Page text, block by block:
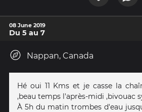
08 June 2019
Du 5 au 7
Nappan, Canada
Hé oui 11 Kms et je casse la
,beau temps l'après-midi ,bivouac
À 5h du matin trombes d'eau